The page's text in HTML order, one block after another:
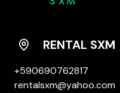
RENTAL SXM
+590690762817
rentalsxm@yahoo.com